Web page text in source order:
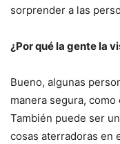
sorprender a las
¿Por qué la gente la
Bueno, algunas
manera segura,
También puede ser
cosas aterradoras en